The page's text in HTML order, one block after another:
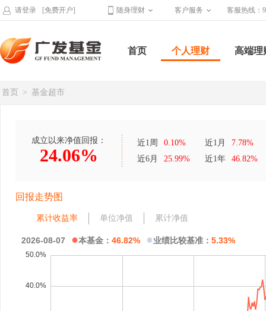
请登录 [免费开户] 随身理财 客户服务 客服热线：
首页 个人理财 高端理
首页 > 基金超市
成立以来净值回报：
24.06%
近1周 0.10% 近1月
7.78%
近6月
25.99% 近1年 46.82%
回报走势图
累计收益率 单位净值 累计净值
2026-08-07 ●本基金： 46.82% ●业绩比较基准： 5.33%